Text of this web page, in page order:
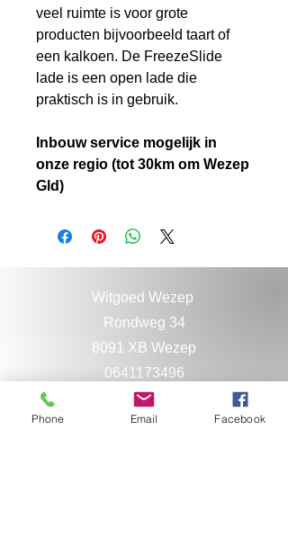
veel ruimte is voor grote
producten bijvoorbeeld taart of
een kalkoen. De FreezeSlide
lade is een open lade die
praktisch is in gebruik.
Inbouw service mogelijk in
onze regio (tot 30km om Wezep
Gld)
Witgoed Wezep
Rondweg 34
8091 XB Wezep
0641173496
038-3761652
Phone Email Facebook